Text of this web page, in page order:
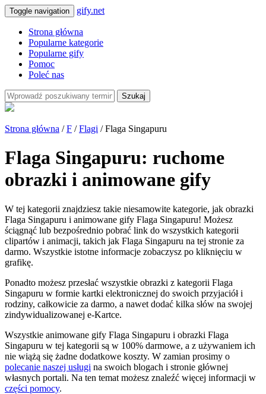
Toggle navigation gify.net
Strona główna
Popularne kategorie
Popularne gify
Pomoc
Poleć nas
Szukaj
Strona główna /F /Flagi / Flaga Singapuru
Flaga Singapuru: ruchome
obrazki i animowane gify
W tej kategorii znajdziesz takie niesamowite kategorie, jak obrazki
Flaga Singapuru i animowane gify Flaga Singapuru! Możesz
ściągnąć lub bezpośrednio pobrać link do wszystkich kategorii
clipartów i animacji, takich jak Flaga Singapuru na tej stronie za
darmo. Wszystkie istotne informacje zobaczysz po kliknięciu w
grafikę.
Ponadto możesz przesłać wszystkie obrazki z kategorii Flaga
Singapuru w formie kartki elektronicznej do swoich przyjaciół i
rodziny, całkowicie za darmo, a nawet dodać kilka słów na swojej
zindywidualizowanej e-Kartce.
Wszystkie animowane gify Flaga Singapuru i obrazki Flaga
Singapuru w tej kategorii są w 100% darmowe, a z używaniem ich
nie wiążą się żadne dodatkowe koszty. W zamian prosimy o
polecanie naszej usługi na swoich blogach i stronie głównej
własnych portali. Na ten temat możesz znaleźć więcej informacji w
części pomocy.